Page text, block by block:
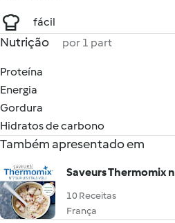
fácil
Nutrição por 1 part
Proteína
Energia
Gordura
Hidratos de carbono
Também apresentado em
Saveurs Thermomix
10 Receitas
França